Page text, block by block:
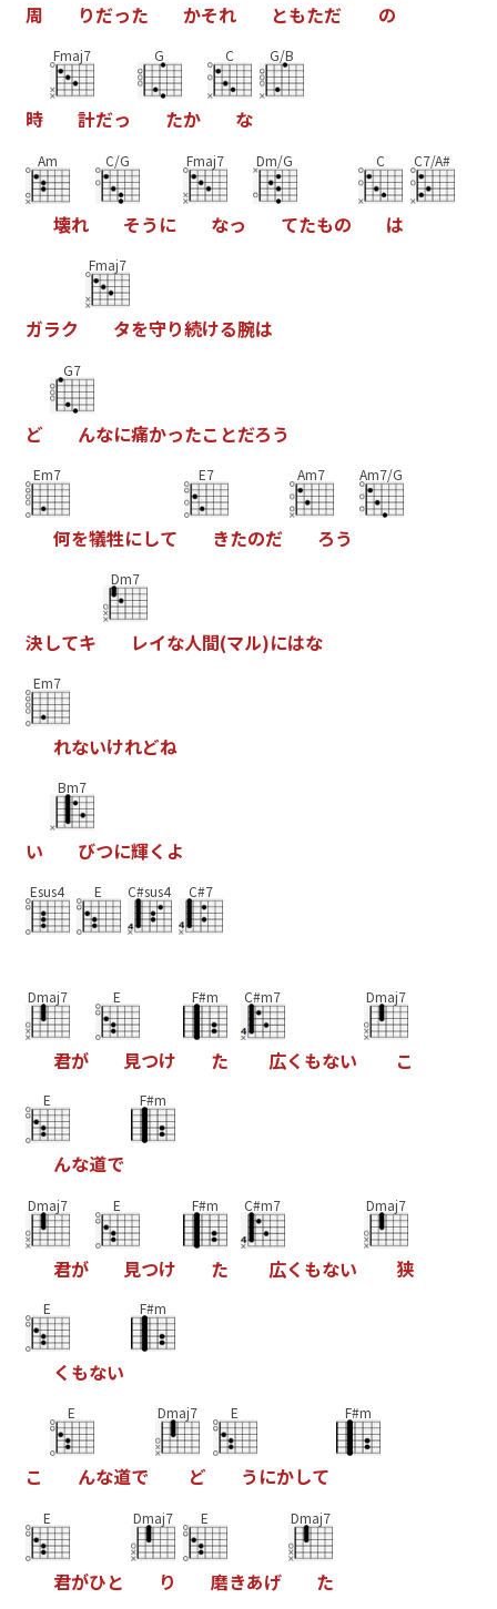
周 りだった かそれ ともただ の
時
Fmaj7
計だっ
G
たか
C
な
G/B
Am
壊れ
C/G
そう に
Fmaj7
なっ
Dm/G
てたもの
C
は
C7/A#
ガラク
Fmaj7
タを守り続ける腕は
ど
G7
んなに痛かったこ とだろう
Em7
何を犠牲にして
E7
きたのだ
Am7
ろう
Am7/G
決してキ
Dm7
レイな人間(マル)にはな
Em7
れないけれどね
い
Bm7
びつに輝く よ
Esus4 E C#sus4 C#7
Dmaj7
君が
E
見つけ
F#m
た
C#m7
広く もない
Dmaj7
こ
E
んな道で
F#m
Dmaj7
君が
E
見つけ
F#m
た
C#m7
広く もない
Dmaj7
狭
E
く もない
F#m
こ
E
んな道で
Dmaj7
ど
E
う にかして
F#m
E
君がひと
Dmaj7
り
E
磨きあげ
Dmaj7
た